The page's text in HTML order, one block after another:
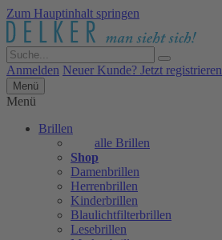
Zum Hauptinhalt springen
Anmelden Neuer Kunde? Jetzt registrieren
Menü
Menü
Brillen
alle Brillen
Shop
Damenbrillen
Herrenbrillen
Kinderbrillen
Blaulichtfilterbrillen
Lesebrillen